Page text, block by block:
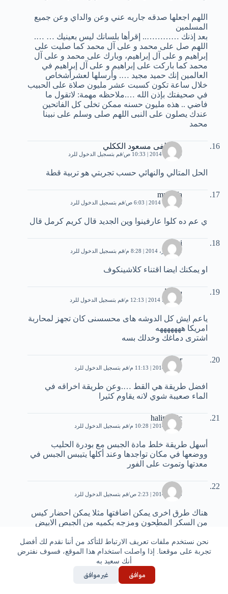
نحن نستخدم ملفات تعريف الارتباط للتأكد من أننا نقدم لك أفضل
تجربة على موقعنا. إذا واصلت استخدام هذا الموقع، فسوف نفترض
أنك سعيد به
موافق غير موافق
اللهم اجعلها صدقه جاريه عني وعن والداي وعن جميع
المسلمين
بعد إذنك ………….. إقرأها بلسانك ليس بعينيك … ….
اللهم صل على محمد و على آل محمد كما صليت على
إبراهيم و على آل إبراهيم، وبارك على محمد و على آل
محمد كما باركت على إبراهيم و على آل إبراهيم في
العالمين إنك حميد مجيد …. وأرسلها لعشرأشخاص
خلال ساعة تكون كسبت عشر مليون صلاة على الحبيب
في صحيفتك بإذن الله ….ملاحظه مهمة: ﻻتقول ما
فاضي .. هذه مليون حسنه ممكن تخلى كل الفاتحين
عندك يصلون على النبى اللهم صلى وسلم على نبينا
محمد
مصطفى مسعود الككلي
29 يناير، 2014 | 10:33 ص قم بتسجيل الدخول للرد
الحل المتالي والنهائي حسب تجربتي هو تربية قطة
mustafa
8 فبراير، 2014 | 6:03 ص قم بتسجيل الدخول للرد
ي عم ده كلوا عارفينوا وين الجديد قال كريم كرمل قال
aki
11 فبراير، 2014 | 8:28 م قم بتسجيل الدخول للرد
او يمكنك ايضا اقتناء كلاشينكوف
ساريا
4 مارس، 2014 | 12:13 م قم بتسجيل الدخول للرد
ياعم ايش كل الدوشه هاى محسسنى كان تجهز لمحاربة
امريكا هههههههه
اشترى دماغك وخدلك بسه
satar
1 مايو، 2014 | 11:13 م قم بتسجيل الدخول للرد
افضل طريقة هي القط ….وعن طريقة اخراقه في
الماء صعيبة شوي لانه يقاوم كثيرا
halimovic
2 مايو، 2014 | 10:28 م قم بتسجيل الدخول للرد
أسهل طريقة خلط مادة الجبس مع بودرة الحليب
ووضعها في مكان تواجدها وعند أكلها يتيبس الجبس في
معدتها وتموت على الفور
مالك
3 مايو، 2014 | 2:23 ص قم بتسجيل الدخول للرد
هناك طرق اخرى يمكن اضافتها مثلا يمكن احضار كيس
من السكر المطحون ومزجه بكميه من الجبص الابيض
الجبص في بطن الفأر ويموت على الفور وه وه>ه
التجربه اثبتت نجاح كبير في القضاأ على الفأران